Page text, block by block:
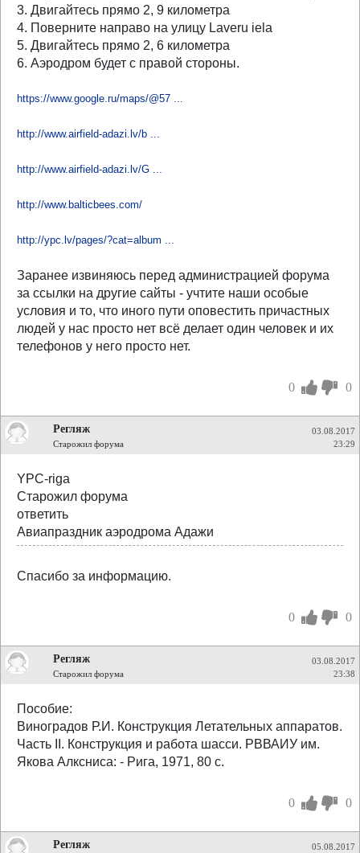
3. Двигайтесь прямо 2, 9 километра
4. Поверните направо на улицу Laveru iela
5. Двигайтесь прямо 2, 6 километра
6. Аэродром будет с правой стороны.
https://www.google.ru/maps/@57 ...
http://www.airfield-adazi.lv/b ...
http://www.airfield-adazi.lv/G ...
http://www.balticbees.com/
http://ypc.lv/pages/?cat=album ...
Заранее извиняюсь перед администрацией форума
за ссылки на другие сайты - учтите наши особые
условия и то, что иного пути оповестить причастных
людей у нас просто нет всё делает один человек и их
телефонов у него просто нет.
0 0
Регляж
Старожил форума
03.08.2017
23:29
YPC-riga
Старожил форума
ответить
Авиaпраздник аэродрома Адажи
Спасибо за информацию.
0 0
Регляж
Старожил форума
03.08.2017
23:38
Пособие:
Виноградов Р.И. Конструкция Летательных аппаратов.
Часть II. Конструкция и работа шасси. РВВАИУ им.
Якова Алксниса: - Рига, 1971, 80 с.
0 0
Регляж 05.08.2017